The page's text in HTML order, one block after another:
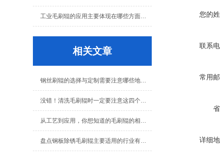
工业毛刷辊的应用主要体现在哪些方面呢？
相关文章
钢丝刷辊的选择与定制需要注意哪些地方呢？
没错！清洗毛刷辊时一定要注意这四个问题
从工艺到应用，你想知道的毛刷辊的相关知识都在这儿
盘点钢板除锈毛刷辊主要适用的行业有哪些？
您的
联系
常用
详细